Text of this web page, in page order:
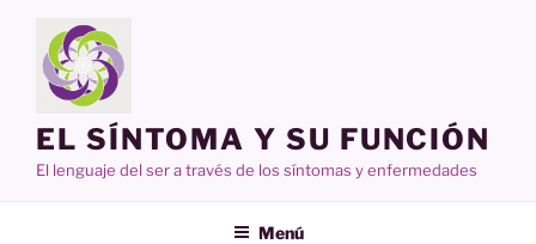
contenido
EL SÍNTOMA Y SU FUNCIÓN
El lenguaje del ser a través de los síntomas y enfermedades
Menú